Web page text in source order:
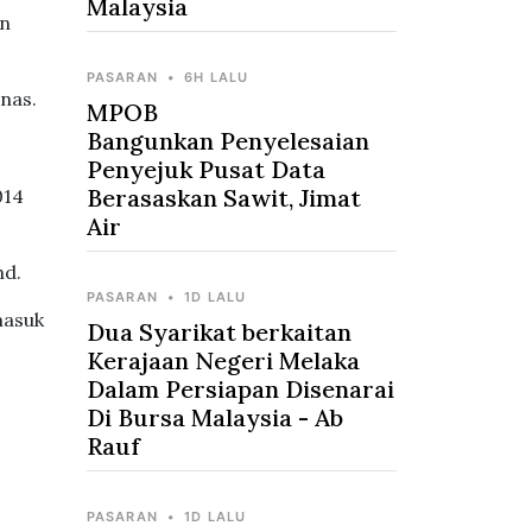
Malaysia
PASARAN • 6H LALU
MPOB
Bangunkan Penyelesaian
Penyejuk Pusat Data
Berasaskan Sawit, Jimat
Air
PASARAN • 1D LALU
Dua Syarikat berkaitan
Kerajaan Negeri Melaka
Dalam Persiapan Disenarai
Di Bursa Malaysia - Ab
Rauf
PASARAN • 1D LALU